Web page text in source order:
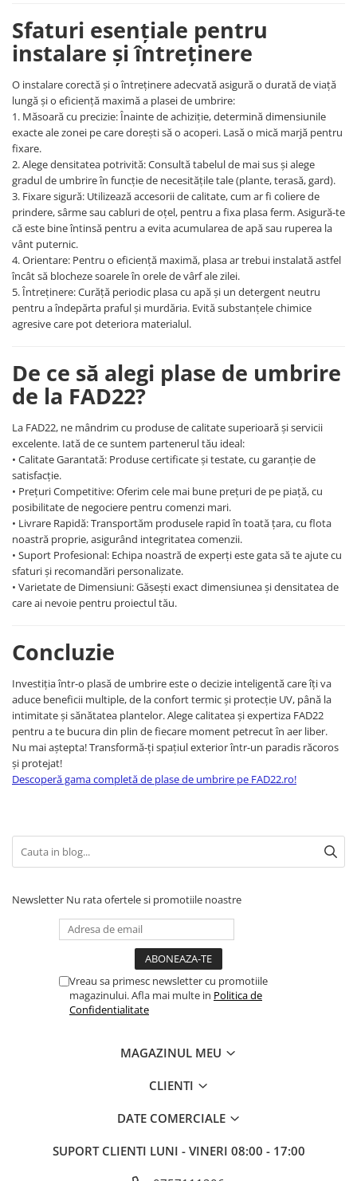
Garduri metalice
Plasa gard
Panouri gard
Utilaje pentru gradina
Aparate de spalat cu presiune
Aspiratoar, suflante si
pulverizatoare
Masini de tuns iarba, trimmere si
accesorii
Furtunuri si conectori
Accesorii si unelte pentru gradina
Pompe apa
Scari aluminiu / otel
Solutii curatare
imbracaminte
Incaltaminte
Imbracaminte
Manusi
Auto
Redresoare si compresoare auto
Accesorii auto
Sanitare
Fitinguri PEHD
Lichidare de stoc
Baghete polistiren
Sine pentru perdea si accesorii
Sfaturi esențiale pentru
instalare și întreținere
O instalare corectă și o întreținere adecvată asigură o durată de viață
lungă și o eficiență maximă a plasei de umbrire:
1. Măsoară cu precizie: Înainte de achiziție, determină dimensiunile
exacte ale zonei pe care dorești să o acoperi. Lasă o mică marjă pentru
fixare.
2. Alege densitatea potrivită: Consultă tabelul de mai sus și alege
gradul de umbrire în funcție de necesitățile tale (plante, terasă, gard).
3. Fixare sigură: Utilizează accesorii de calitate, cum ar fi coliere de
prindere, sârme sau cabluri de oțel, pentru a fixa plasa ferm. Asigură-te
că este bine întinsă pentru a evita acumularea de apă sau ruperea la
vânt puternic.
4. Orientare: Pentru o eficiență maximă, plasa ar trebui instalată astfel
încât să blocheze soarele în orele de vârf ale zilei.
5. Întreținere: Curăță periodic plasa cu apă și un detergent neutru
pentru a îndepărta praful și murdăria. Evită substanțele chimice
agresive care pot deteriora materialul.
De ce să alegi plase de umbrire
de la FAD22?
La FAD22, ne mândrim cu produse de calitate superioară și servicii
excelente. Iată de ce suntem partenerul tău ideal:
• Calitate Garantată: Produse certificate și testate, cu garanție de
satisfacție.
• Prețuri Competitive: Oferim cele mai bune prețuri de pe piață, cu
posibilitate de negociere pentru comenzi mari.
• Livrare Rapidă: Transportăm produsele rapid în toată țara, cu flota
noastră proprie, asigurând integritatea comenzii.
• Suport Profesional: Echipa noastră de experți este gata să te ajute cu
sfaturi și recomandări personalizate.
• Varietate de Dimensiuni: Găsești exact dimensiunea și densitatea de
care ai nevoie pentru proiectul tău.
Concluzie
Investiția într-o plasă de umbrire este o decizie inteligentă care îți va
aduce beneficii multiple, de la confort termic și protecție UV, până la
intimitate și sănătatea plantelor. Alege calitatea și expertiza FAD22
pentru a te bucura din plin de fiecare moment petrecut în aer liber.
Nu mai aștepta! Transformă-ți spațiul exterior într-un paradis răcoros
și protejat!
Descoperă gama completă de plase de umbrire pe FAD22.ro!
Newsletter Nu rata ofertele si promotiile noastre
Vreau sa primesc newsletter cu promotiile
magazinului. Afla mai multe in Politica de
Confidentialitate
MAGAZINUL MEU
CLIENTI
DATE COMERCIALE
SUPORT CLIENTI LUNI - VINERI 08:00 - 17:00